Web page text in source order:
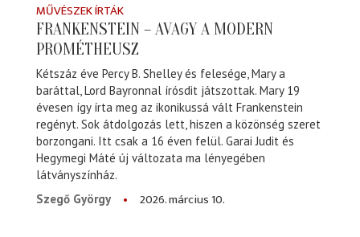
MŰVÉSZEK ÍRTÁK
FRANKENSTEIN – AVAGY A MODERN
PROMÉTHEUSZ
Kétszáz éve Percy B. Shelley és felesége, Mary a
baráttal, Lord Bayronnal írósdit játszottak. Mary 19
évesen így írta meg az ikonikussá vált Frankenstein
regényt. Sok átdolgozás lett, hiszen a közönség szeret
borzongani. Itt csak a 16 éven felül. Garai Judit és
Hegymegi Máté új változata ma lényegében
látványszínház.
Szegő György
2026. március 10.